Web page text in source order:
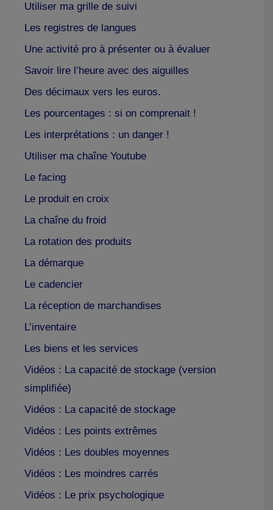
Utiliser ma grille de suivi
Les registres de langues
Une activité pro à présenter ou à évaluer
Savoir lire l’heure avec des aiguilles
Des décimaux vers les euros.
Les pourcentages : si on comprenait !
Les interprétations : un danger !
Utiliser ma chaîne Youtube
Le facing
Le produit en croix
La chaîne du froid
La rotation des produits
La démarque
Le cadencier
La réception de marchandises
L’inventaire
Les biens et les services
Vidéos : La capacité de stockage (version
simplifiée)
Vidéos : La capacité de stockage
Vidéos : Les points extrêmes
Vidéos : Les doubles moyennes
Vidéos : Les moindres carrés
Vidéos : Le prix psychologique